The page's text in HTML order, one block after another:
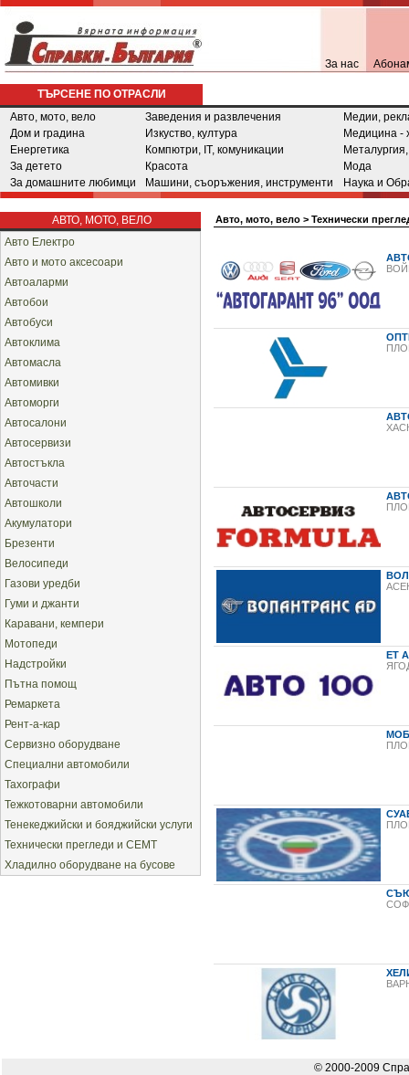
За нас
ТЪРСЕНЕ ПО ОТРАСЛИ
Авто, мото, вело
Дом и градина
Енергетика
За детето
За домашните любимци
Заведения и развлечения
Изкуство, култура
Компютри, IT, комуникации
Красота
Машини, съоръжения, инструменти
Медии,
Медицина -
Мода
Наука и
АВТО, МОТО, ВЕЛО
Авто Електро
Авто и мото аксесоари
Автоаларми
Автобои
Автобуси
Автоклима
Автомасла
Автомивки
Автоморги
Автосалони
Автосервизи
Автостъкла
Авточасти
Автошколи
Акумулатори
Брезенти
Велосипеди
Газови уредби
Гуми и джанти
Каравани, кемпери
Мотопеди
Надстройки
Пътна помощ
Ремаркета
Рент-а-кар
Сервизно оборудване
Специални автомобили
Тахографи
Тежкотоварни автомобили
Тенекеджийски и бояджийски услуги
Технически прегледи и СЕМТ
Хладилно оборудване на бусове
Авто, мото, вело > Технически
ЕТ
© 2000-2009